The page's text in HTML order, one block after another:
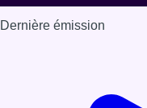
Dernière émission